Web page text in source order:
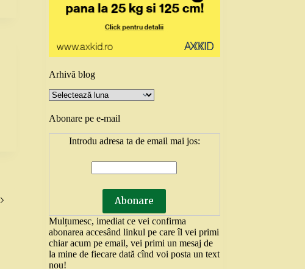
Arhivă blog
Arhivă
blog
Abonare pe e-mail
Introdu adresa ta de email mai jos:
Mulțumesc, imediat ce vei confirma
abonarea accesând linkul pe care îl vei primi
chiar acum pe email, vei primi un mesaj de
la mine de fiecare dată cînd voi posta un text
nou!